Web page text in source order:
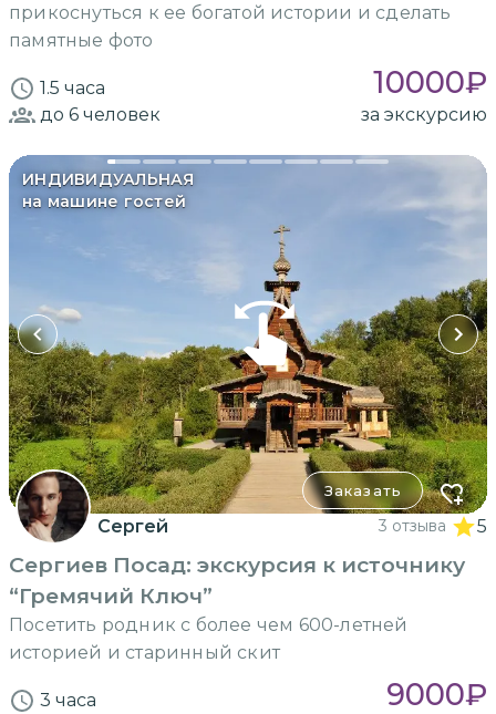
прикоснуться к ее богатой истории и сделать
памятные фото
1.5 часа 10000₽
до 6 человек за экскурсию
ИНДИВИДУАЛЬНАЯ
на машине гостей
Заказать
Сергей 3 отзыва 5
Сергиев Посад: экскурсия к источнику
“Гремячий Ключ”
Посетить родник с более чем 600-летней
историей и старинный скит
3 часа 9000₽